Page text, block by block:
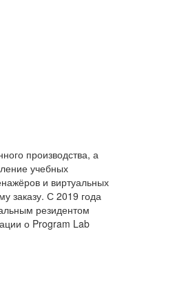
производства, а
учебных
и виртуальных
заказу. С 2019 года
резидентом
о Program Lab